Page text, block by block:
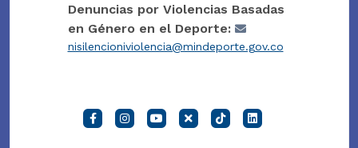
Denuncias por Violencias Basadas
en Género en el Deporte:
nisilencioniviolencia@mindeporte.gov.co